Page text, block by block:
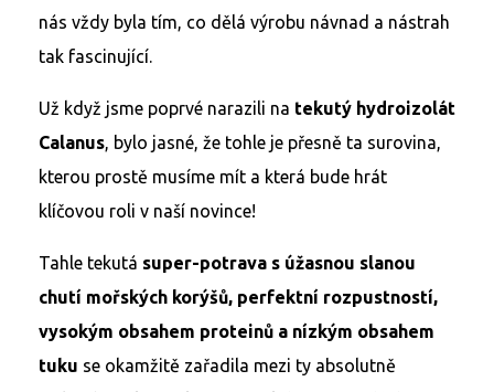
nás vždy byla tím, co dělá výrobu návnad a nástrah
tak fascinující.
Už když jsme poprvé narazili na tekutý hydroizolát
Calanus, bylo jasné, že tohle je přesně ta surovina,
kterou prostě musíme mít a která bude hrát
klíčovou roli v naší novince!
Tahle tekutá super-potrava s úžasnou slanou
chutí mořských korýšů, perfektní rozpustností,
vysokým obsahem proteinů a nízkým obsahem
tuku se okamžitě zařadila mezi ty absolutně